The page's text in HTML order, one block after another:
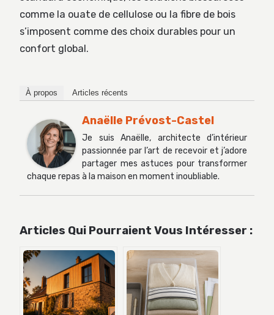
comme la ouate de cellulose ou la fibre de bois
s’imposent comme des choix durables pour un
confort global.
À propos Articles récents
Anaëlle Prévost-Castel
Je suis Anaëlle, architecte d’intérieur
passionnée par l’art de recevoir et j’adore
partager mes astuces pour transformer
chaque repas à la maison en moment inoubliable.
Articles Qui Pourraient Vous Intéresser :